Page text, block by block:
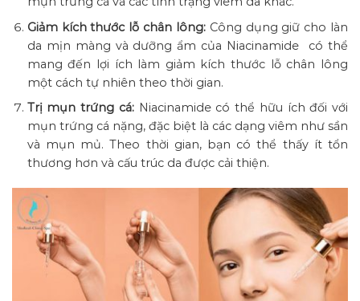
Giảm kích thước lỗ chân lông: Công dụng giữ cho làn
da mịn màng và dưỡng ẩm của Niacinamide có thể
mang đến lợi ích làm giảm kích thước lỗ chân lông
một cách tự nhiên theo thời gian.
Trị mụn trứng cá:Niacinamide có thể hữu ích đối với
mụn trứng cá nặng, đặc biệt là các dạng viêm như sần
và mụn mủ. Theo thời gian, bạn có thể thấy ít tổn
thương hơn và cấu trúc da được cải thiện.